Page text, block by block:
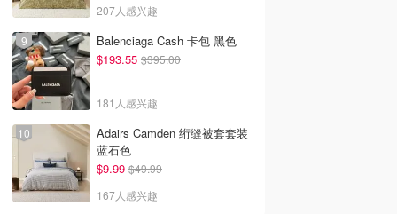
207人感兴趣
Balenciaga Cash 卡包 黑色
$193.55 $395.00
181人感兴趣
Adairs Camden 绗缝被套套装
蓝石色
$9.99 $49.99
167人感兴趣